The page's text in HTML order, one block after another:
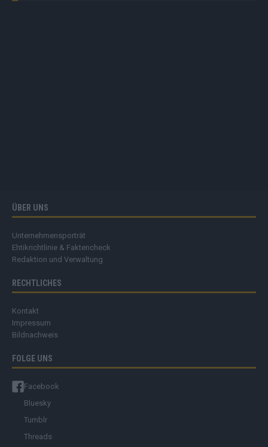
ÜBER UNS
Unternehmensporträt
Ehtikrichtlinie & Faktencheck
Redaktion und Verwaltung
RECHTLICHES
Kontakt
Impressum
Bildnachweis
FOLGE UNS
Facebook
Bluesky
Tumblr
Threads